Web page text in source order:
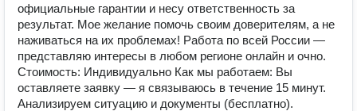
официальные гарантии и несу ответственность за
результат. Мое желание помочь своим доверителям, а не
наживаться на их проблемах! Работа по всей России —
представляю интересы в любом регионе онлайн и очно.
Стоимость: Индивидуально Как мы работаем: Вы
оставляете заявку — я связываюсь в течение 15 минут.
Анализируем ситуацию и документы (бесплатно).